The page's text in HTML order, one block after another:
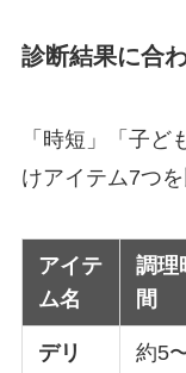
診断結果に合
「時短」「子
けアイテム7つ
アイテ
ム名
調理
間
デリ
約5